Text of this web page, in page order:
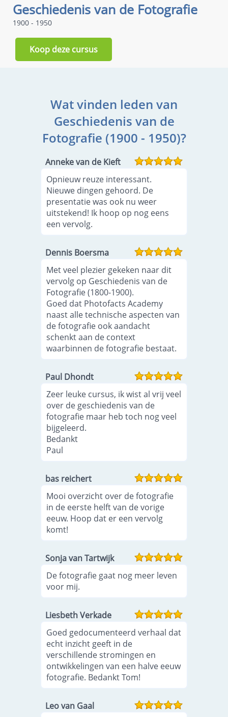
Geschiedenis van de Fotografie
1900 - 1950
Koop deze cursus
Wat vinden leden van
Geschiedenis van de
Fotografie (1900 - 1950)?
Anneke van de Kieft
Opnieuw reuze interessant.
Nieuwe dingen gehoord. De
presentatie was ook nu weer
uitstekend! Ik hoop op nog eens
een vervolg.
Dennis Boersma
Met veel plezier gekeken naar dit
vervolg op Geschiedenis van de
Fotografie (1800-1900).
Goed dat Photofacts Academy
naast alle technische aspecten van
de fotografie ook aandacht
schenkt aan de context
waarbinnen de fotografie bestaat.
Paul Dhondt
Zeer leuke cursus, ik wist al vrij veel
over de geschiedenis van de
fotografie maar heb toch nog veel
bijgeleerd.
Bedankt
Paul
bas reichert
Mooi overzicht over de fotografie
in de eerste helft van de vorige
eeuw. Hoop dat er een vervolg
komt!
Sonja van Tartwijk
De fotografie gaat nog meer leven
voor mij.
Liesbeth Verkade
Goed gedocumenteerd verhaal dat
echt inzicht geeft in de
verschillende stromingen en
ontwikkelingen van een halve eeuw
fotografie. Bedankt Tom!
Leo van Gaal